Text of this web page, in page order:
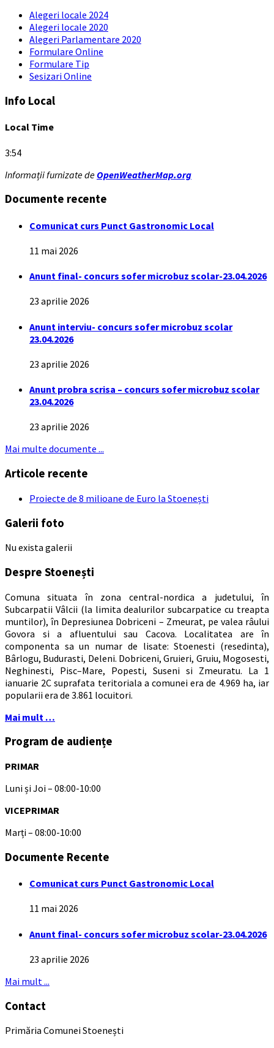
Alegeri locale 2024
Alegeri locale 2020
Alegeri Parlamentare 2020
Formulare Online
Formulare Tip
Sesizari Online
Info Local
Local Time
3:54
Informații furnizate de OpenWeatherMap.org
Documente recente
Comunicat curs Punct Gastronomic Local
11 mai 2026
Anunt final- concurs sofer microbuz scolar-23.04.2026
23 aprilie 2026
Anunt interviu- concurs sofer microbuz scolar
23.04.2026
23 aprilie 2026
Anunt probra scrisa – concurs sofer microbuz scolar
23.04.2026
23 aprilie 2026
Mai multe documente ...
Articole recente
Proiecte de 8 milioane de Euro la Stoenești
Galerii foto
Nu exista galerii
Despre Stoenești
Comuna situata în zona central-nordica a judetului, în
Subcarpatii Vâlcii (la limita dealurilor subcarpatice cu treapta
muntilor), în Depresiunea Dobriceni – Zmeurat, pe valea râului
Govora si a afluentului sau Cacova. Localitatea are în
componenta sa un numar de lisate: Stoenesti (resedinta),
Bârlogu, Budurasti, Deleni. Dobriceni, Gruieri, Gruiu, Mogosesti,
Neghinesti, Pisc–Mare, Popesti, Suseni si Zmeuratu. La 1
ianuarie 2C suprafata teritoriala a comunei era de 4.969 ha, iar
popularii era de 3.861 locuitori.
Mai mult …
Program de audiențe
PRIMAR
Luni și Joi – 08:00-10:00
VICEPRIMAR
Marți – 08:00-10:00
Documente Recente
Comunicat curs Punct Gastronomic Local
11 mai 2026
Anunt final- concurs sofer microbuz scolar-23.04.2026
23 aprilie 2026
Mai mult ...
Contact
Primăria Comunei Stoenești